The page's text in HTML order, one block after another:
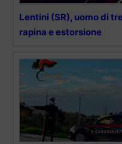
Lentini (SR), uomo di
rapina e estorsione